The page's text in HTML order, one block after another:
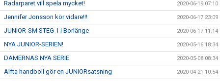
Radarparet vill spela mycket! 2020-06-19 07:10
Jennifer Jonsson kör vidare!!! 2020-06-17 23:09
JUNIOR-SM STEG 1 i Borlänge 2020-06-17 11:14
NYA JUNIOR-SERIEN! 2020-05-16 18:34
DAMERNAS NYA SERIE 2020-05-08 08:34
Alfta handboll gör en JUNIORsatsning 2020-04-21 10:54